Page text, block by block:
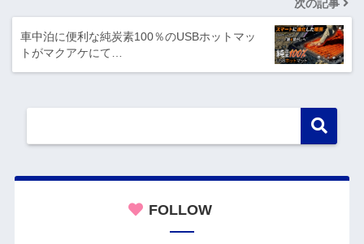
次の記事
車中泊に便利な純炭素100％のUSBホットマッ
トがマクアケにて…
FOLLOW